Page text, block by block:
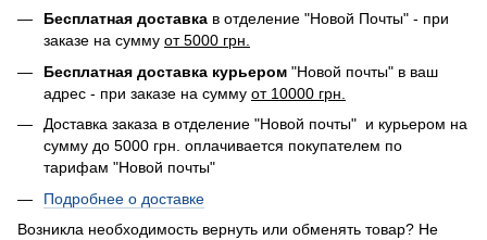
Бесплатная доставка в отделение "Новой Почты" - при
заказе на сумму от 5000 грн.
Бесплатная доставка курьером "Новой почты" в ваш
адрес - при заказе на сумму от 10000 грн.
Доставка заказа в отделение "Новой почты" и курьером на
сумму до 5000 грн. оплачивается покупателем по
тарифам "Новой почты"
Подробнее о доставке
Возникла необходимость вернуть или обменять товар? Не